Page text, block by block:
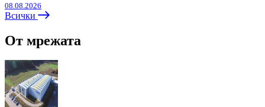
08.08.2026
Всички
От мрежата